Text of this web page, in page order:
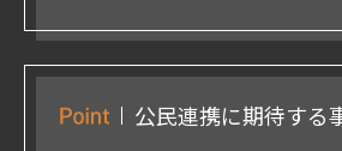
公民連携に期待する